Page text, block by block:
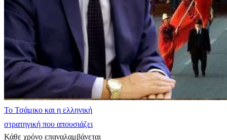
​Το Τσάμικο και η ελληνική
στρατηγική που απουσιάζει
Κάθε χρόνο επαναλαμβάνεται